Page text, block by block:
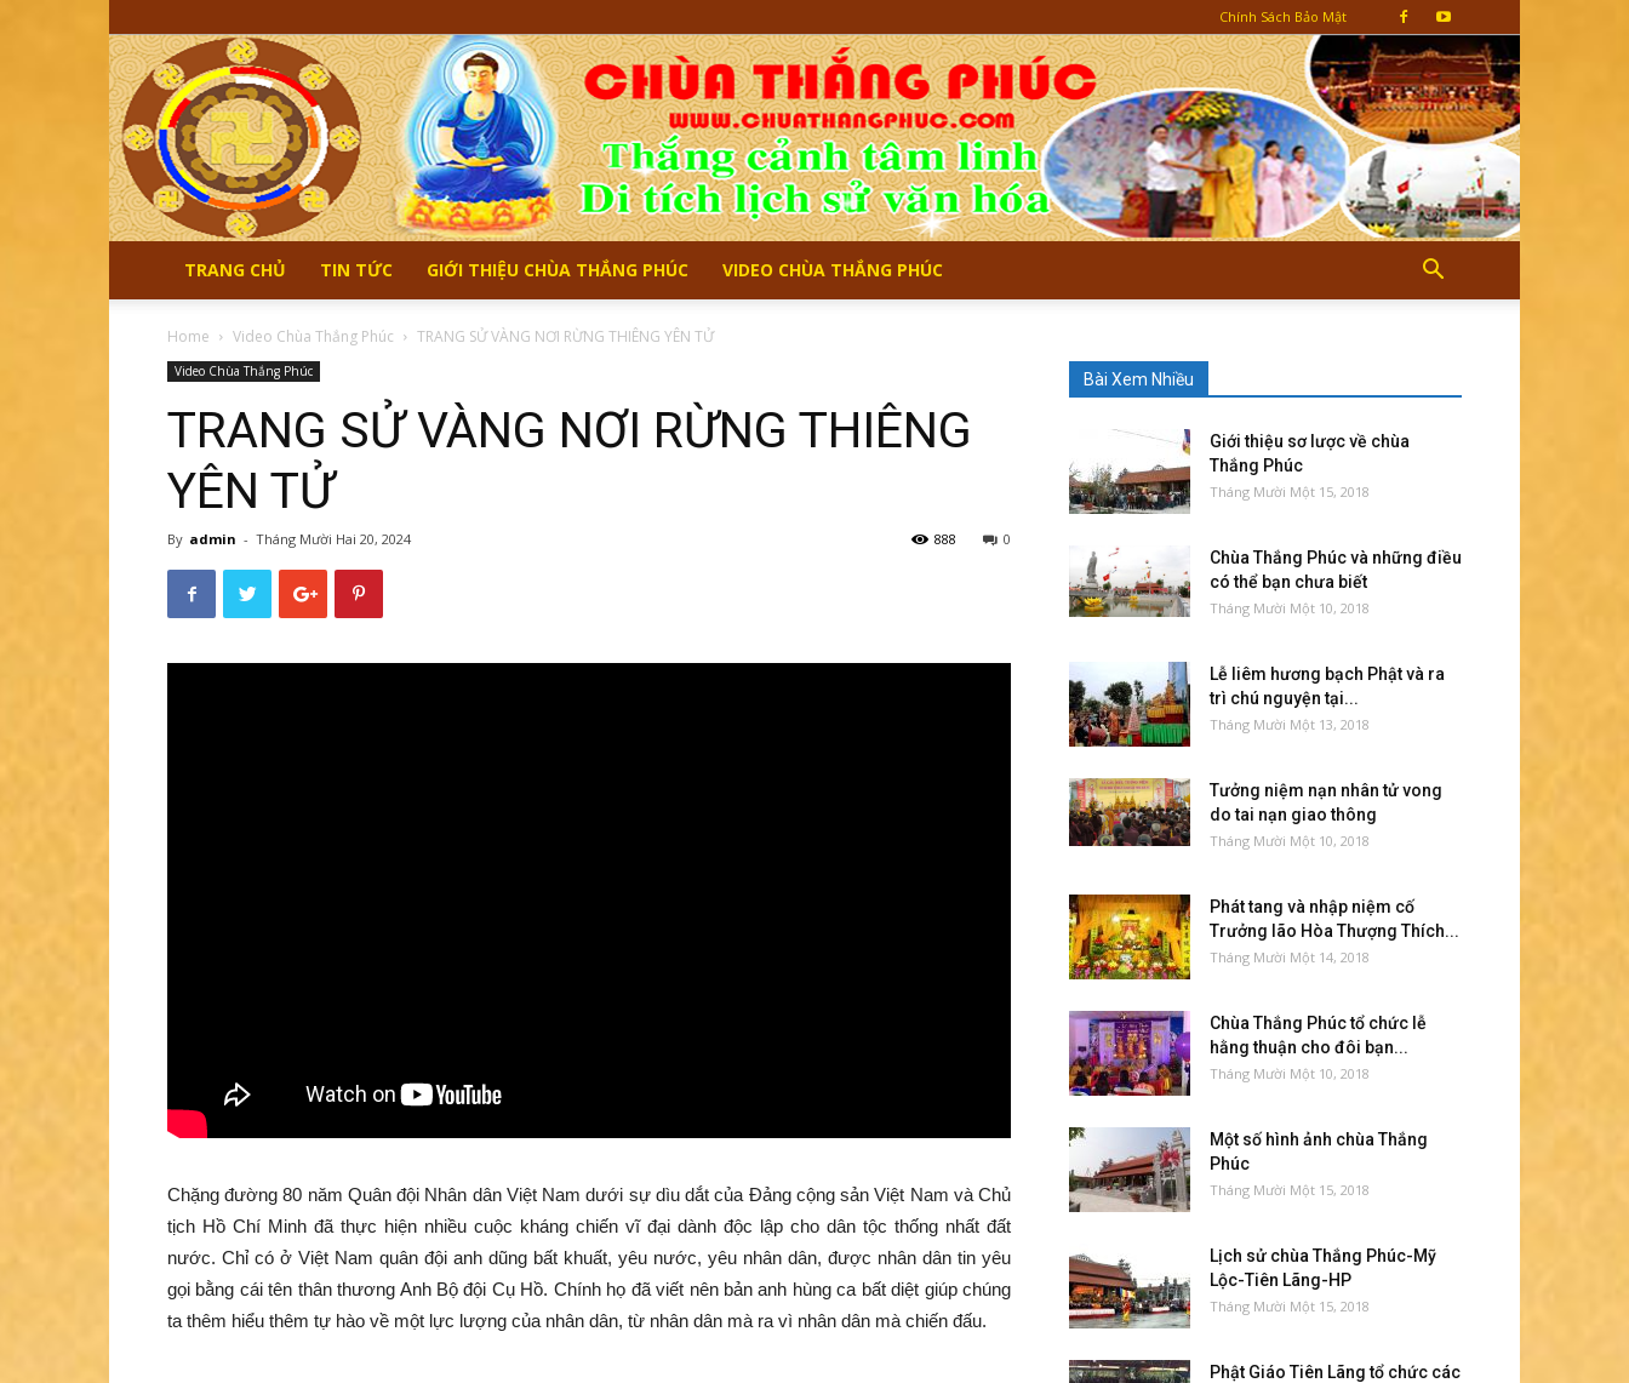
Chính Sách Bảo Mật
–
TRANG CHỦ TIN TỨC GIỚI THIỆU CHÙA THẮNG PHÚC VIDEO CHÙA THẮNG PHÚC
Home Video Chùa Thắng Phúc TRANG SỬ VÀNG NƠI RỪNG THIÊNG YÊN TỬ
Video Chùa Thắng Phúc
TRANG SỬ VÀNG NƠI RỪNG THIÊNG
YÊN TỬ
By admin - Tháng Mười Hai 20, 2024 0
888
Chặng đường 80 năm Quân đội Nhân dân Việt Nam dưới sự dìu dắt của Đảng cộng sản Việt Nam và Chủ
tịch Hồ Chí Minh đã thực hiện nhiều cuộc kháng chiến vĩ đại dành độc lập cho dân tộc thống nhất đất
nước. Chỉ có ở Việt Nam quân đội anh dũng bất khuất, yêu nước, yêu nhân dân, được nhân dân tin yêu
gọi bằng cái tên thân thương Anh Bộ đội Cụ Hồ. Chính họ đã viết nên bản anh hùng ca bất diệt giúp chúng
ta thêm hiểu thêm tự hào về một lực lượng của nhân dân, từ nhân dân mà ra vì nhân dân mà chiến đấu.
Bài Xem Nhiều
Giới thiệu sơ lược về chùa
Thắng Phúc
Tháng Mười Một 15, 2018
Chùa Thắng Phúc và những điều
có thể bạn chưa biết
Tháng Mười Một 10, 2018
Lễ liêm hương bạch Phật và ra
trì chú nguyện tại...
Tháng Mười Một 13, 2018
Tưởng niệm nạn nhân tử vong
do tai nạn giao thông
Tháng Mười Một 10, 2018
Phát tang và nhập niệm cố
Trưởng lão Hòa Thượng Thích...
Tháng Mười Một 14, 2018
Chùa Thắng Phúc tổ chức lễ
hằng thuận cho đôi bạn...
Tháng Mười Một 10, 2018
Một số hình ảnh chùa Thắng
Phúc
Tháng Mười Một 15, 2018
Lịch sử chùa Thắng Phúc-Mỹ
Lộc-Tiên Lãng-HP
Tháng Mười Một 15, 2018
Phật Giáo Tiên Lãng tổ chức các